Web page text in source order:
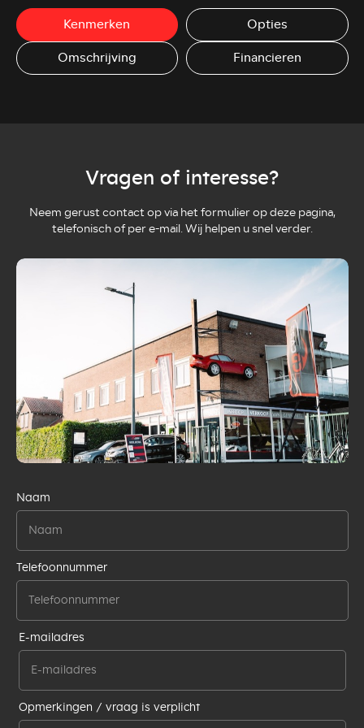
Kenmerken
Opties
Omschrijving
Financieren
Vragen of interesse?
Neem gerust contact op via het formulier op deze pagina,
telefonisch of per e-mail. Wij helpen u snel verder.
Naam
Telefoonnummer
E-mailadres
Opmerkingen / vraag is verplicht